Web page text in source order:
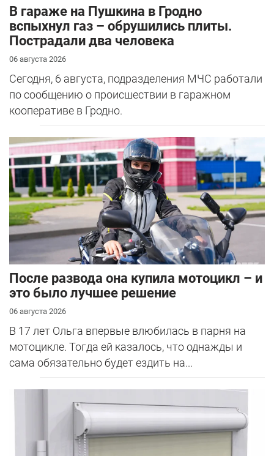
В гараже на Пушкина в Гродно
вспыхнул газ – обрушились плиты.
Пострадали два человека
06 августа 2026
Сегодня, 6 августа, подразделения МЧС работали
по сообщению о происшествии в гаражном
кооперативе в Гродно.
После развода она купила мотоцикл – и
это было лучшее решение
06 августа 2026
В 17 лет Ольга впервые влюбилась в парня на
мотоцикле. Тогда ей казалось, что однажды и
сама обязательно будет ездить на...